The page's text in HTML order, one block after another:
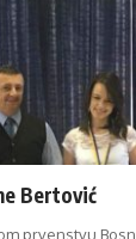
Bertović
prvenstvu